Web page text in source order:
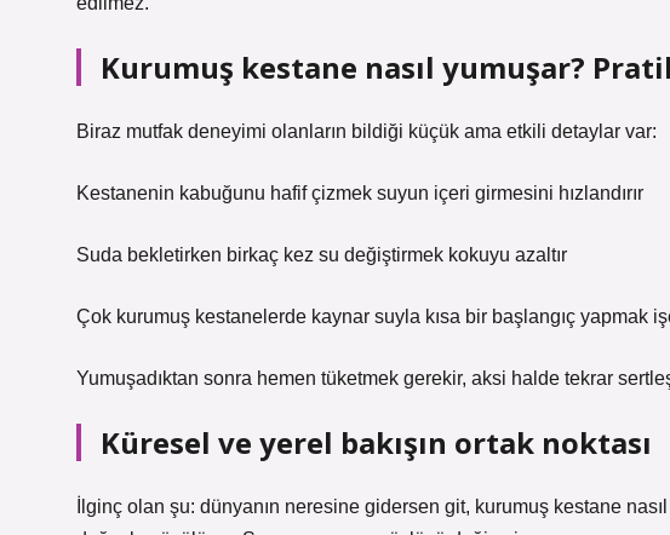
Kurumuş kestane nasıl yumuşar?
Biraz mutfak deneyimi olanların bildiği küçük ama etkili detaylar var:
Kestanenin kabuğunu hafif çizmek suyun içeri girmesini hızlandırır
Suda bekletirken birkaç kez su değiştirmek kokuyu azaltır
Çok kurumuş kestanelerde kaynar suyla kısa bir başlangıç yapmak
Yumuşadıktan sonra hemen tüketmek gerekir, aksi halde tekrar
Küresel ve yerel bakışın ortak noktası
İlginç olan şu: dünyanın neresine gidersen git, kurumuş kestane